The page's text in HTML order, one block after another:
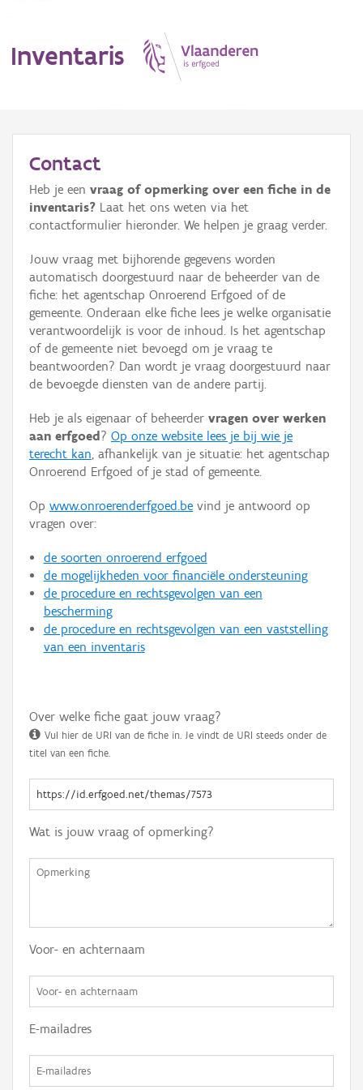
Inventaris
Erfgoedobject
Aanduidingsobject
Waarneming
Thema
Gebeurtenis
Persoon of collectief
Hergebruik
Aanmelden
Contact
Heb je een vraag of opmerking over een fiche in de
inventaris? Laat het ons weten via het
contactformulier hieronder. We helpen je graag verder.
Jouw vraag met bijhorende gegevens worden
automatisch doorgestuurd naar de beheerder van de
fiche: het agentschap Onroerend Erfgoed of de
gemeente. Onderaan elke fiche lees je welke organisatie
verantwoordelijk is voor de inhoud. Is het agentschap
of de gemeente niet bevoegd om je vraag te
beantwoorden? Dan wordt je vraag doorgestuurd naar
de bevoegde diensten van de andere partij.
Heb je als eigenaar of beheerder vragen over werken
aan erfgoed ? Op onze website lees je bij wie je
terecht kan, afhankelijk van je situatie: het agentschap
Onroerend Erfgoed of je stad of gemeente.
Op www.onroerenderfgoed.be vind je antwoord op
vragen over:
de soorten onroerend erfgoed
de mogelijkheden voor financiële ondersteuning
de procedure en rechtsgevolgen van een
bescherming
de procedure en rechtsgevolgen van een vaststelling
van een inventaris
Over welke fiche gaat jouw vraag?
Vul hier de URI van de fiche in. Je vindt de URI steeds onder de
titel van een fiche.
Wat is jouw vraag of opmerking?
Voor- en achternaam
E-mailadres